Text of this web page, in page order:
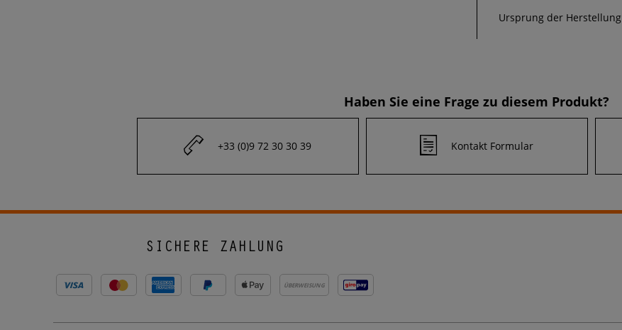
Ursprung der Herstellung
Haben Sie eine Frage zu diesem Produkt?
+33 (0)9 72 30 30 39 Kontakt Formular
SICHERE ZAHLUNG
ÜBERWEISUNG